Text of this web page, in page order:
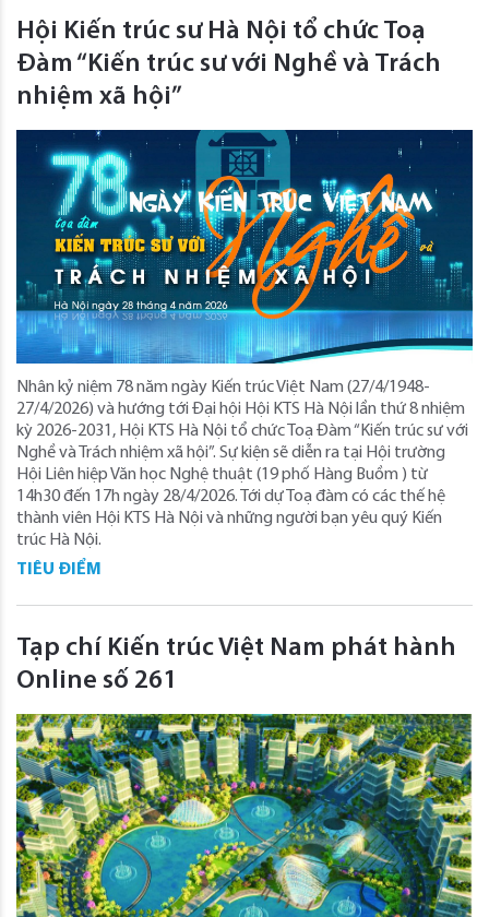
Hội Kiến trúc sư Hà Nội tổ chức Toạ
Đàm “Kiến trúc sư với Nghề và Trách
nhiệm xã hội”
Nhân kỷ niệm 78 năm ngày Kiến trúc Việt Nam (27/4/1948-
27/4/2026) và hướng tới Đại hội Hội KTS Hà Nội lần thứ 8 nhiệm
kỳ 2026-2031, Hội KTS Hà Nội tổ chức Toạ Đàm “Kiến trúc sư với
Nghề và Trách nhiệm xã hội”. Sự kiện sẽ diễn ra tại Hội trường
Hội Liên hiệp Văn học Nghệ thuật (19 phố Hàng Buồm ) từ
14h30 đến 17h ngày 28/4/2026. Tới dự Toạ đàm có các thế hệ
thành viên Hội KTS Hà Nội và những người bạn yêu quý Kiến
trúc Hà Nội.
TIÊU ĐIỂM
Tạp chí Kiến trúc Việt Nam phát hành
Online số 261